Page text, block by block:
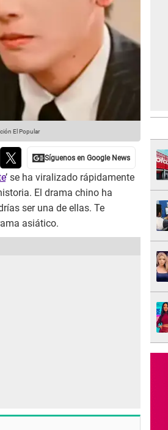
El Popular
’ se ha viralizado rápidamente
El drama chino ha
ser una de ellas. Te
asiático.